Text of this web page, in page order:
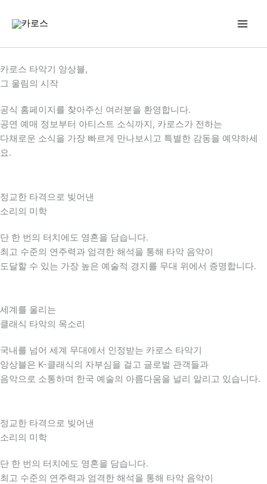
로
건
너
기
카로스 타악기 앙상블,
그 울림의 시작
공식 홈페이지를 찾아주신 여러분을 환영합니다.
공연 예매 정보부터 아티스트 소식까지, 카로스가 전하는
다채로운 소식을 가장 빠르게 만나보시고 특별한 감동을 예약하세
요.
정교한 타격으로 빚어낸
소리의 미학
단 한 번의 터치에도 영혼을 담습니다.
최고 수준의 연주력과 엄격한 해석을 통해 타악 음악이
도달할 수 있는 가장 높은 예술적 경지를 무대 위에서 증명합니다.
세계를 울리는
클래식 타악의 목소리
국내를 넘어 세계 무대에서 인정받는 카로스 타악기
앙상블은 K-클래식의 자부심을 걸고 글로벌 관객들과
음악으로 소통하며 한국 예술의 아름다움을 널리 알리고 있습니다.
정교한 타격으로 빚어낸
소리의 미학
단 한 번의 터치에도 영혼을 담습니다.
최고 수준의 연주력과 엄격한 해석을 통해 타악 음악이